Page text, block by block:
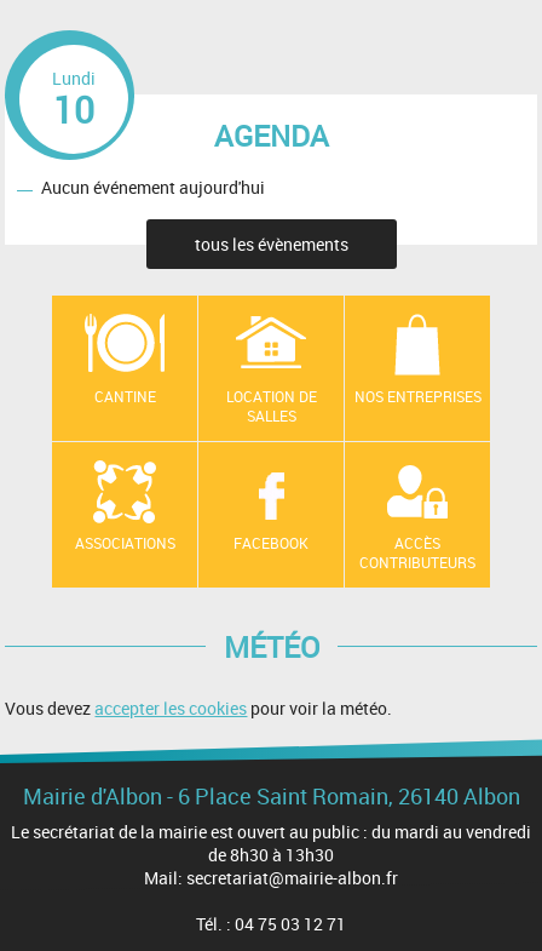
AGENDA
Lundi
10
Aucun événement aujourd'hui
tous les évènements
CANTINE
LOCATION DE
SALLES
NOS ENTREPRISES
ASSOCIATIONS FACEBOOK
ACCÈS
CONTRIBUTEURS
MÉTÉO
Vous devezaccepter les cookies pour voir la météo.
Mairie d'Albon - 6 Place Saint Romain, 26140 Albon
Le secrétariat de la mairie est ouvert au public : du mardi au vendredi
de 8h30 à 13h30
Mail: secretariat@mairie-albon.fr
Tél. : 04 75 03 12 71